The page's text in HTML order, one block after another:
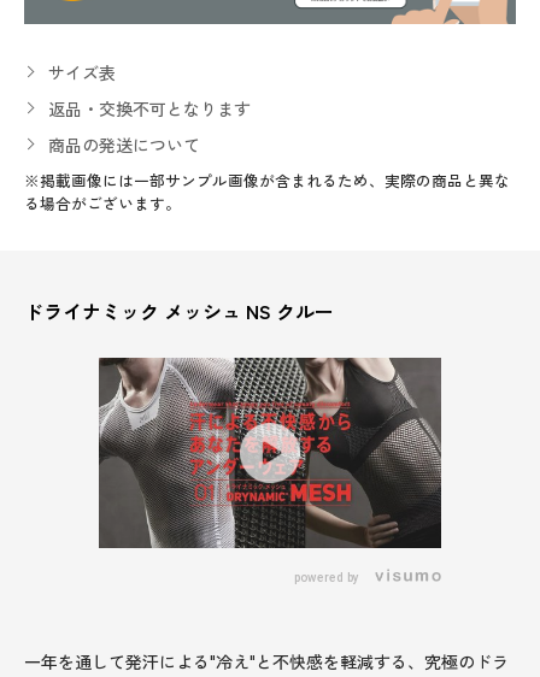
サイズ表
返品・交換不可となります
商品の発送について
※掲載画像には一部サンプル画像が含まれるため、実際の商品と異な
る場合がございます。
ドライナミック メッシュ NS クルー
powered by
一年を通して発汗による"冷え"と不快感を軽減する、究極のドラ